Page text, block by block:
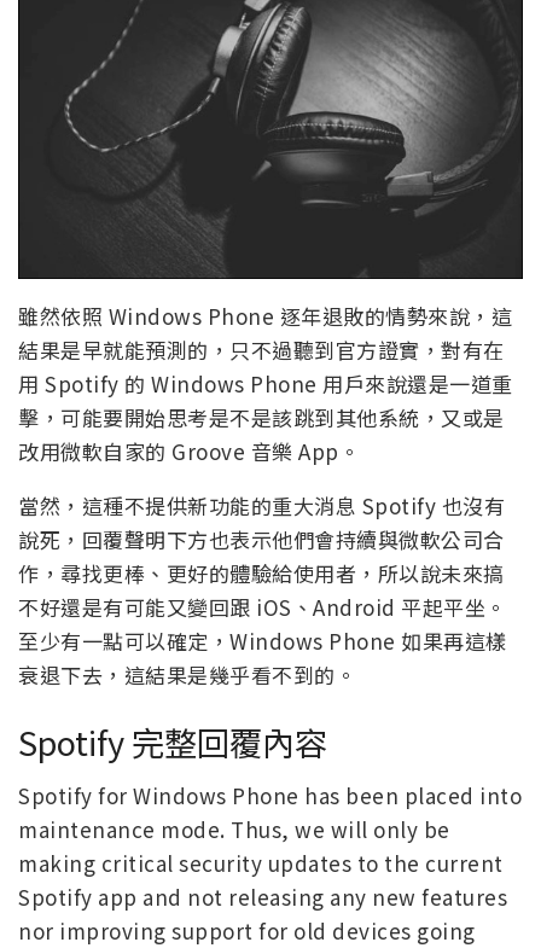
雖然依照 Windows Phone 逐年退敗的情勢來說，這
結果是早就能預測的，只不過聽到官方證實，對有在
用 Spotify 的 Windows Phone 用戶來說還是一道重
擊，可能要開始思考是不是該跳到其他系統，又或是
改用微軟自家的 Groove 音樂 App。
當然，這種不提供新功能的重大消息 Spotify 也沒有
說死，回覆聲明下方也表示他們會持續與微軟公司合
作，尋找更棒、更好的體驗給使用者，所以說未來搞
不好還是有可能又變回跟 iOS、Android 平起平坐。
至少有一點可以確定，Windows Phone 如果再這樣
衰退下去，這結果是幾乎看不到的。
Spotify 完整回覆內容
Spotify for Windows Phone has been placed into
maintenance mode. Thus, we will only be
making critical security updates to the current
Spotify app and not releasing any new features
nor improving support for old devices going